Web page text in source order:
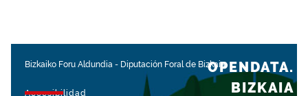
Bizkaiko Foru Aldundia - Diputación Foral de Bizkaia
Accesibilidad
OPENDATA.
BIZKAIA